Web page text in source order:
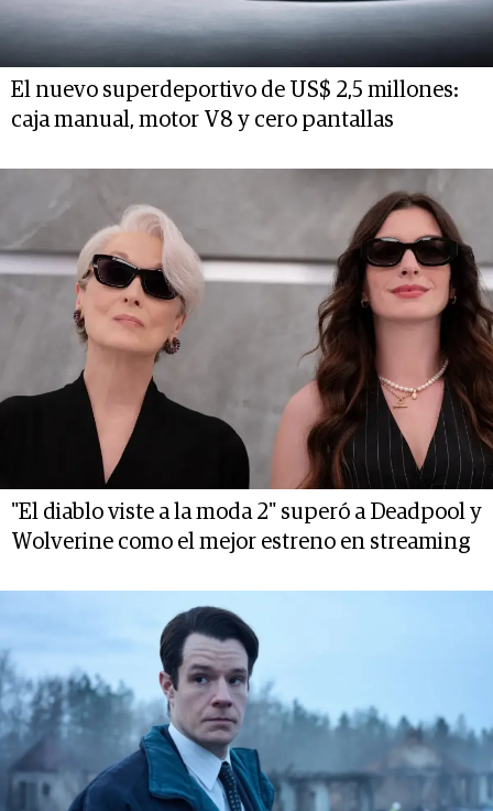
El nuevo superdeportivo de US$ 2,5 millones:
caja manual, motor V8 y cero pantallas
"El diablo viste a la moda 2" superó a Deadpool y
Wolverine como el mejor estreno en streaming